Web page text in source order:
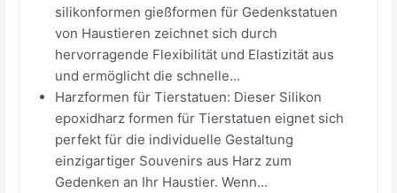
silikonformen gießformen für Gedenkstatuen
von Haustieren zeichnet sich durch
hervorragende Flexibilität und Elastizität aus
und ermöglicht die schnelle...
Harzformen für Tierstatuen: Dieser Silikon
epoxidharz formen für Tierstatuen eignet sich
perfekt für die individuelle Gestaltung
einzigartiger Souvenirs aus Harz zum
Gedenken an Ihr Haustier. Wenn...